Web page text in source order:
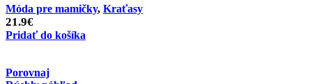
Móda pre mamičky, Kraťasy
21.9€
Pridať do košíka
Porovnaj